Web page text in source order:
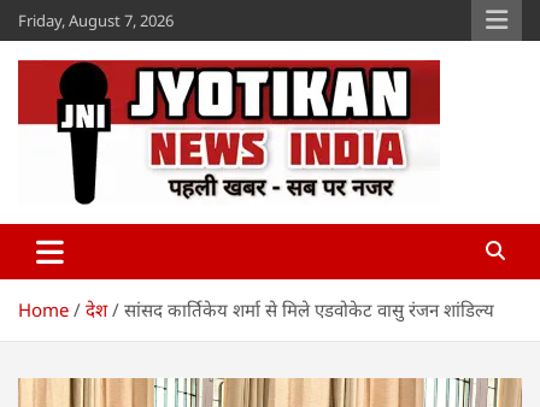
Skip
to
content
Friday, August 7, 2026
Jyotikan
Home देश सांसद कार्तिकेय शर्मा से मिले एडवोकेट वासु रंजन शांडिल्य